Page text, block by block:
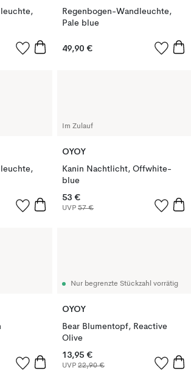
Regenbogen-Wandleuchte,
Pale blue
49,90 €
Im Zulauf
OYOY
Kanin Nachtlicht, Offwhite-
blue
53 €
UVP 57 €
Nur begrenzte Stückzahl vorrätig
OYOY
Bear Blumentopf, Reactive
Olive
13,95 €
UVP 22,90 €